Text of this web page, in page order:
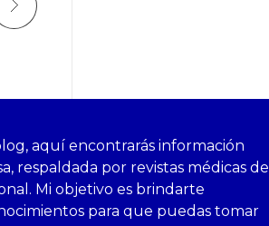
aquí encontrarás información
respaldada por revistas médicas de
Mi objetivo es brindarte
para que puedas tomar